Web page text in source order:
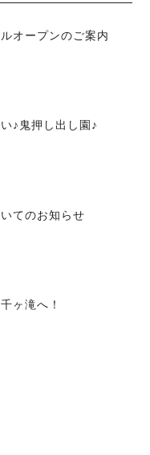
オープンのご案内
♪鬼押し出し園♪
てのお知らせ
ヶ滝へ！